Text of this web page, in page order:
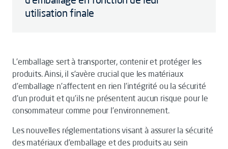
utilisation finale
L’emballage sert à transporter, contenir et protéger les
produits. Ainsi, il s’avère crucial que les matériaux
d’emballage n’affectent en rien l’intégrité ou la sécurité
d’un produit et qu’ils ne présentent aucun risque pour le
consommateur comme pour l’environnement.
Les nouvelles réglementations visant à assurer la sécurité
des matériaux d’emballage et des produits au sein